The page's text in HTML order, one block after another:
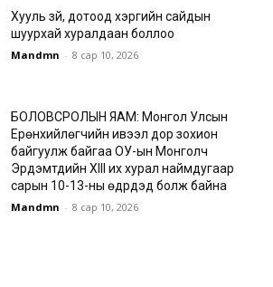
Хууль зүй, дотоод хэргийн сайдын
шуурхай хуралдаан боллоо
Mandmn - 8 сар 10, 2026
БОЛОВСРОЛЫН ЯАМ: Монгол Улсын
Ерөнхийлөгчийн ивээл дор зохион
байгуулж байгаа ОУ-ын Монголч
Эрдэмтдийн XIII их хурал наймдугаар
сарын 10-13-ны өдрүүдэд болж байна
Mandmn - 8 сар 10, 2026